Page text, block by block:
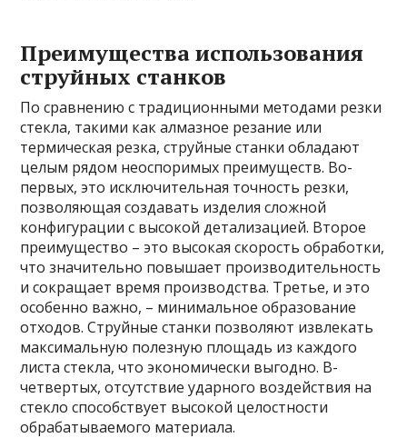
Преимущества использования
струйных станков
По сравнению с традиционными методами резки
стекла, такими как алмазное резание или
термическая резка, струйные станки обладают
целым рядом неоспоримых преимуществ. Во-
первых, это исключительная точность резки,
позволяющая создавать изделия сложной
конфигурации с высокой детализацией. Второе
преимущество – это высокая скорость обработки,
что значительно повышает производительность
и сокращает время производства. Третье, и это
особенно важно, – минимальное образование
отходов. Струйные станки позволяют извлекать
максимальную полезную площадь из каждого
листа стекла, что экономически выгодно. В-
четвертых, отсутствие ударного воздействия на
стекло способствует высокой целостности
обрабатываемого материала.